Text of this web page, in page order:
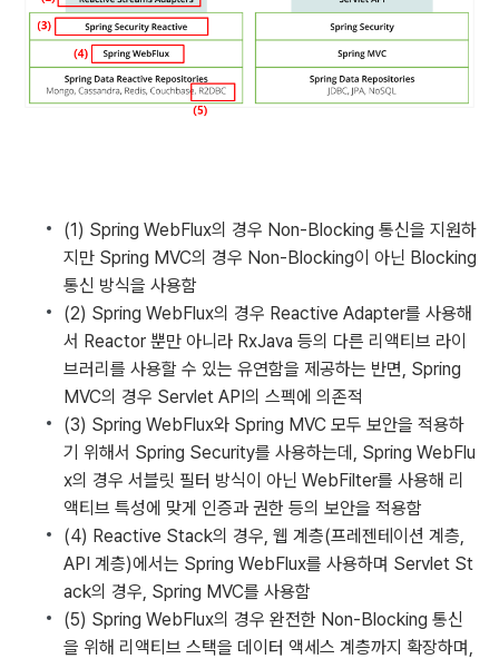
(1) Spring WebFlux의 경우 Non-Blocking 통신을 지원하
지만 Spring MVC의 경우 Non-Blocking이 아닌 Blocking
통신 방식을 사용함
(2) Spring WebFlux의 경우 Reactive Adapter를 사용해
서 Reactor 뿐만 아니라 RxJava 등의 다른 리액티브 라이
브러리를 사용할 수 있는 유연함을 제공하는 반면, Spring
MVC의 경우 Servlet API의 스펙에 의존적
(3) Spring WebFlux와 Spring MVC 모두 보안을 적용하
기 위해서 Spring Security를 사용하는데, Spring WebFlu
x의 경우 서블릿 필터 방식이 아닌 WebFilter를 사용해 리
액티브 특성에 맞게 인증과 권한 등의 보안을 적용함
(4) Reactive Stack의 경우, 웹 계층(프레젠테이션 계층,
API 계층)에서는 Spring WebFlux를 사용하며 Servlet St
ack의 경우, Spring MVC를 사용함
(5) Spring WebFlux의 경우 완전한 Non-Blocking 통신
을 위해 리액티브 스택을 데이터 액세스 계층까지 확장하며,